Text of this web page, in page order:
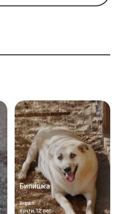
Бипишка
Возраст:
почти 12 лет